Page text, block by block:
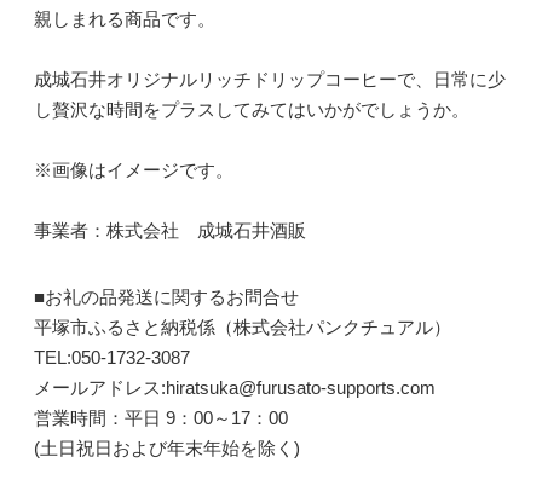
親しまれる商品です。
成城石井オリジナルリッチドリップコーヒーで、日常に少
し贅沢な時間をプラスしてみてはいかがでしょうか。
※画像はイメージです。
事業者：株式会社 成城石井酒販
■お礼の品発送に関するお問合せ
平塚市ふるさと納税係（株式会社パンクチュアル）
TEL:050-1732-3087
メールアドレス:hiratsuka@furusato-supports.com
営業時間：平日 9：00～17：00
(土日祝日および年末年始を除く)